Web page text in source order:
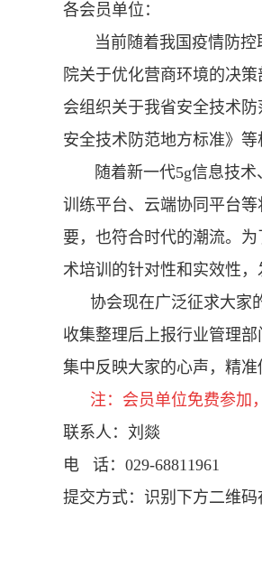
各会员单位：
当前随着我国疫情防控取
院关于优化营商环境的决
会组织关于我省安全技术
安全技术防范地方标准》
随着新一代5g信息技术
训练平台、云端协同平台
要，也符合时代的潮流。
术培训的针对性和实效性
协会现在广泛征求大家的
收集整理后上报行业管理
集中反映大家的心声，精
注：会员单位免费参加
联系人：刘燚
电 话：029-68811961
提交方式：识别下方二维